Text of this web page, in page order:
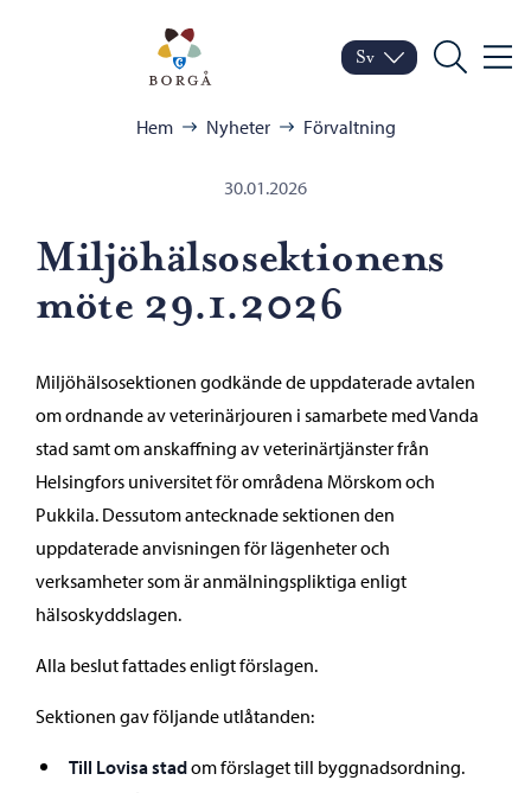
Porvoo – Gå till
Byt språk
Nuvarande språk:
Sv
Sök Meny
Hem Nyheter Förvaltning
30.01.2026
Miljöhälsosektionens
möte 29.1.2026
Miljöhälsosektionen godkände de uppdaterade avtalen
om ordnande av veterinärjouren i samarbete med Vanda
stad samt om anskaffning av veterinärtjänster från
Helsingfors universitet för områdena Mörskom och
Pukkila. Dessutom antecknade sektionen den
uppdaterade anvisningen för lägenheter och
verksamheter som är anmälningspliktiga enligt
hälsoskyddslagen.
Alla beslut fattades enligt förslagen.
Sektionen gav följande utlåtanden:
Till Lovisa stadom förslaget till byggnadsordning.